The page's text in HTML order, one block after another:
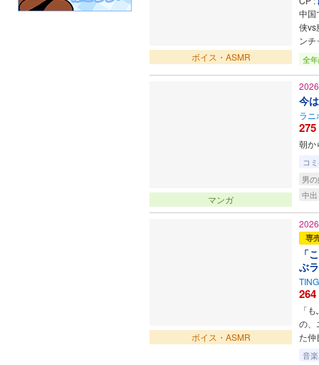
ボイス・ASMR
中国
侠vs
ンチ
全
マンガ
今
ラニ
275
朝か
コ
男
中
ボイス・ASMR
専
「
ぶ
264
「
の、
た仲
音